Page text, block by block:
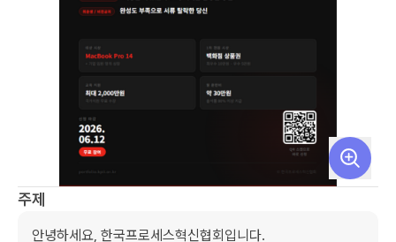
주제
안녕하세요, 한국프로세스혁신협회입니다.